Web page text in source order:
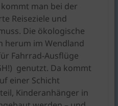
man bei der
Reiseziele und
Die ökologische
herum im Wendland
Fahrrad-Ausflüge
genutzt. Da kommt
einer Schicht
Kinderanhänger in